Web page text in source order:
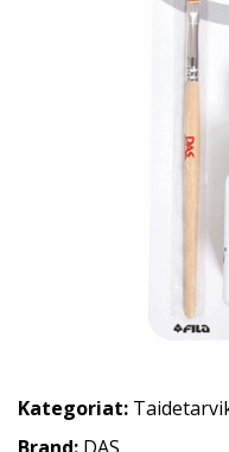
Kategoriat: